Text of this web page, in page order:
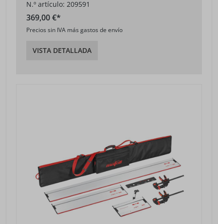
N.º artículo: 209591
369,00 €*
Precios sin IVA más gastos de envío
VISTA DETALLADA